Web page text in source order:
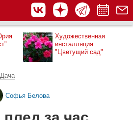
Художественная
инсталляция
"Цветущий сад"
Дача
Софья Белова